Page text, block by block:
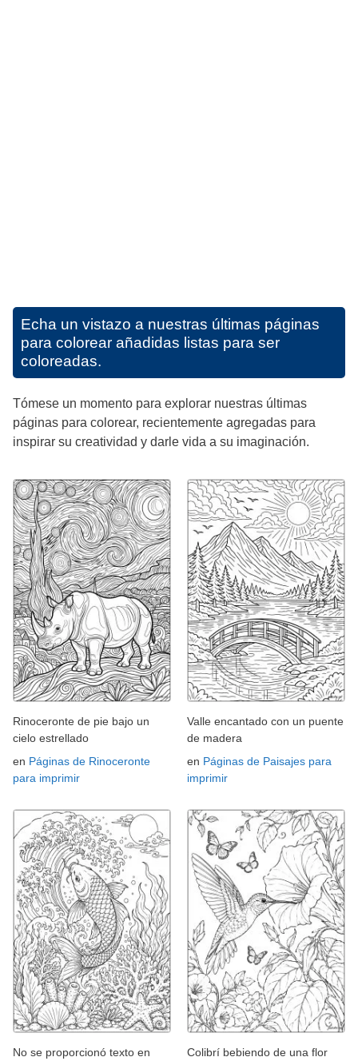
Echa un vistazo a nuestras últimas páginas
para colorear añadidas listas para ser
coloreadas.
Tómese un momento para explorar nuestras últimas
páginas para colorear, recientemente agregadas para
inspirar su creatividad y darle vida a su imaginación.
Rinoceronte de pie bajo un
cielo estrellado
en Páginas de Rinoceronte
para imprimir
Valle encantado con un puente
de madera
en Páginas de Paisajes para
imprimir
No se proporcionó texto en
Colibrí bebiendo de una flor